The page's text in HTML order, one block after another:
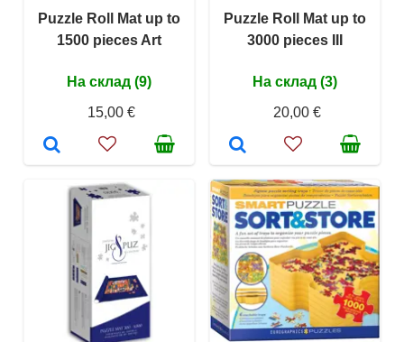
Puzzle Roll Mat up to
1500 pieces Art
На склад (9)
15,00 €
Puzzle Roll Mat up to
3000 pieces III
На склад (3)
20,00 €